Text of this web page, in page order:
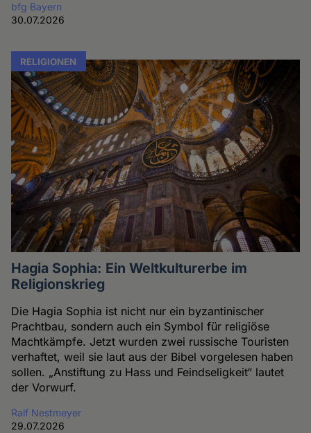
bfg Bayern
30.07.2026
RELIGIONEN
Hagia Sophia: Ein Weltkulturerbe im
Religionskrieg
Die Hagia Sophia ist nicht nur ein byzantinischer
Prachtbau, sondern auch ein Symbol für religiöse
Machtkämpfe. Jetzt wurden zwei russische Touristen
verhaftet, weil sie laut aus der Bibel vorgelesen haben
sollen. „Anstiftung zu Hass und Feindseligkeit“ lautet
der Vorwurf.
Ralf Nestmeyer
29.07.2026